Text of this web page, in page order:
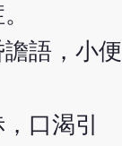
語，小便
口渴引